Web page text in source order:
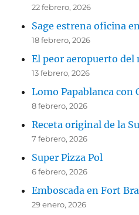
22 febrero, 2026
Sage estrena oficina
18 febrero, 2026
El peor aeropuerto del
13 febrero, 2026
Lomo Papablanca con
8 febrero, 2026
Receta original de la
7 febrero, 2026
Super Pizza Pol
6 febrero, 2026
Emboscada en Fort
29 enero, 2026